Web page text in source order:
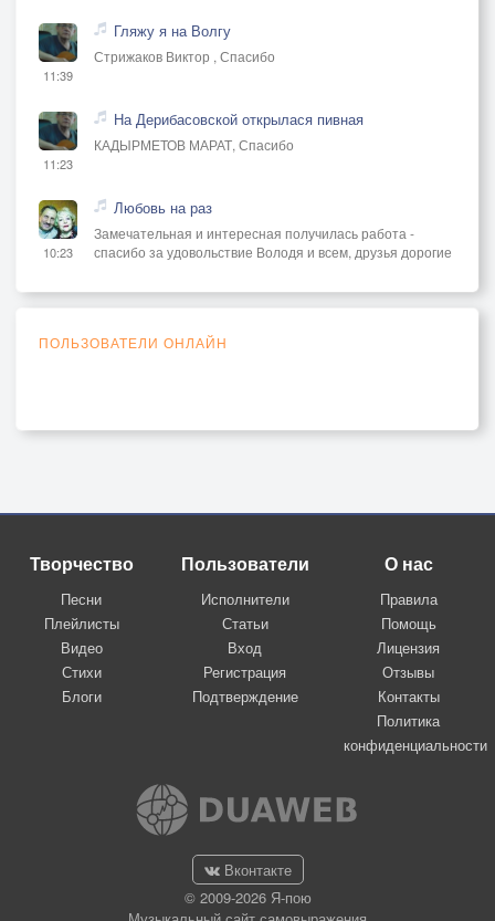
11:39
Гляжу я на Волгу
Стрижаков Виктор , Спасибо
11:23
На Дерибасовской открылася пивная
КАДЫРМЕТОВ МАРАТ, Спасибо
10:23
Любовь на раз
Замечательная и интересная получилась работа -
спасибо за удовольствие Володя и всем, друзья дорогие
ПОЛЬЗОВАТЕЛИ ОНЛАЙН
Творчество
Песни
Плейлисты
Видео
Стихи
Блоги
Пользователи
Исполнители
Статьи
Вход
Регистрация
Подтверждение
О нас
Правила
Помощь
Лицензия
Отзывы
Контакты
Политика
конфиденциальности
Вконтакте
© 2009-2026 Я-пою